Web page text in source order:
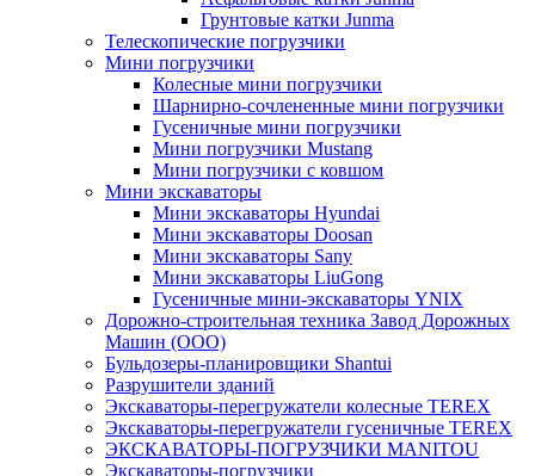
Грунтовые катки Junma
Телескопические погрузчики
Мини погрузчики
Колесные мини погрузчики
Шарнирно-сочлененные мини погрузчики
Гусеничные мини погрузчики
Мини погрузчики Mustang
Мини погрузчики с ковшом
Мини экскаваторы
Мини экскаваторы Hyundai
Мини экскаваторы Doosan
Мини экскаваторы Sany
Мини экскаваторы LiuGong
Гусеничные мини-экскаваторы YNIX
Дорожно-строительная техника Завод Дорожных
Машин (ООО)
Бульдозеры-планировщики Shantui
Разрушители зданий
Экскаваторы-перегружатели колесные TEREX
Экскаваторы-перегружатели гусеничные TEREX
ЭКСКАВАТОРЫ-ПОГРУЗЧИКИ MANITOU
Экскаваторы-погрузчики